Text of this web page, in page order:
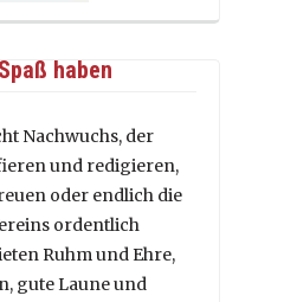
haben
Nachwuchs, der
und redigieren,
oder endlich die
ordentlich
Ruhm und Ehre,
gute Laune und